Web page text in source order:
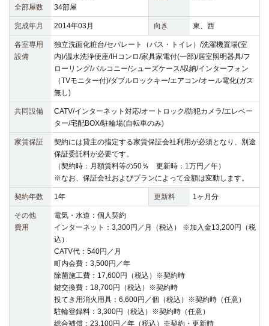
全部屋数
34部屋
完成年月 2014年03月 向き 東、西
各室専用
設備
独立洗面化粧台/セパレート（バス・トイレ）/洗濯機置場(室
内)/温水洗浄便座/IHコンロ/家具家電付(一部)/居室照明器具/フ
ローリング/バルコニー/シューズケース/収納/インターフォン
（TVモニター付)/ダブルロックキー/エアコン/オール電化(ガス
無し)
共同設備
CATV/インターネット対応/オートロック/防犯カメラ/エレベー
ター/宅配BOX/駐輪場(自転車のみ)
家賃保証
契約には貸主の指定する家賃保証会社利用が必須となり、別途
保証委託料が必要です。
（契約時：月額賃料等の50％ 更新時：1万円／年）
※なお、保証会社およびプランによって金額は変動します。
契約年数 1年 更新料 1ヶ月分
その他
費用
電気・水道：個人契約
インターネット：3,300円／月（税込） ※加入金13,200円（税
込）
CATV代：540円／月
町内会費：3,500円／年
除菌施工費：17,600円（税込）※契約時
鍵交換費：18,700円（税込）※契約時
投てき用消火用具：6,600円／個（税込）※契約時（任意）
駐輪登録料：3,300円（税込）※契約時（任意）
総合補償：23,100円／年（税込）※契約・更新時